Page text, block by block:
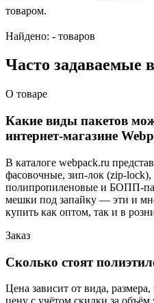
товаром.
Найдено: - товаров
Часто задаваемые
О товаре
Какие виды пакетов
интернет-магазине
В каталоге webpack.ru
фасовочные, зип-лок (zip-
полипропиленовые и БОПП-
мешки под запайку — эти и
купить как оптом, так и в
Заказ
Сколько стоят
Цена зависит от вида,